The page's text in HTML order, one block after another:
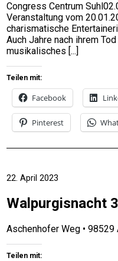
Congress Centrum
Veranstaltung vom
charismatische
Auch Jahre nach ihrem
musikalisches
Teilen mit:
Facebook
Pinterest
22. April 2023
Walpurgisnacht
Aschenhofer Weg • 98529
Teilen mit: